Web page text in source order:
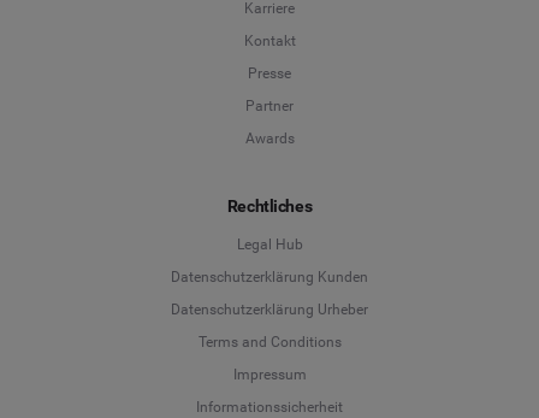
Karriere
Kontakt
Presse
Partner
Awards
Rechtliches
Legal Hub
Datenschutzerklärung Kunden
Datenschutzerklärung Urheber
Terms and Conditions
Impressum
Informationssicherheit